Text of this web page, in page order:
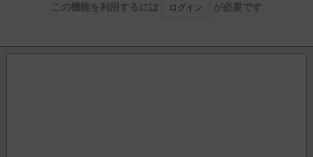
この機能を利用するには ログイン が必要です